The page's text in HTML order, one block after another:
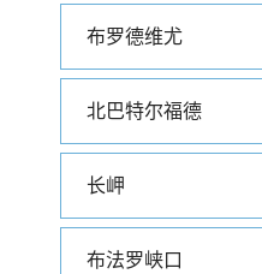
布罗德维尤
北巴特尔福德
长岬
布法罗峡口